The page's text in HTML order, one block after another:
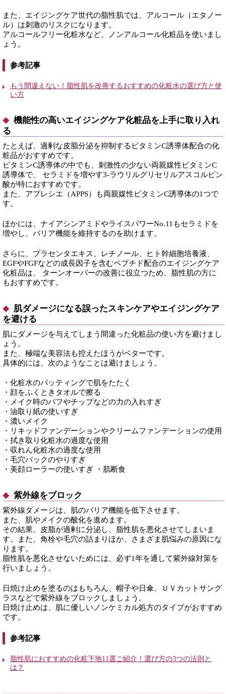
また、エイジングケア世代の脂性肌では、アルコール（エタノー
ル）は刺激のリスクになります。
アルコールフリー化粧水など、ノンアルコール化粧品を使いまし
ょう。
参考記事
もう間違えない！脂性肌を改善するおすすめの化粧水の選び方と使
い方
機能性の高いエイジングケア化粧品を上手に取り入れ
る
たとえば、過剰な皮脂分泌を抑制するビタミンC誘導体配合の化
粧品がおすすめです。
ビタミンC誘導体の中でも、刺激性の少ない両親媒性ビタミンC
誘導体で、 セラミドを増やす3-ラウリルグリセリルアスコルビン
酸が特におすすめです。
また、アプレシエ（APPS）も両親媒性ビタミンC誘導体の1つで
す。
ほかには、ナイアシンアミドやライスパワーNo.11もセラミドを
増やし、バリア機能を維持するのを助けます。
さらに、プラセンタエキス、レチノール、ヒト幹細胞培養液、
EGFやFGFなどの成長因子を含むペプチド配合のエイジングケア
化粧品は、 ターンオーバーの改善に役立つため、脂性肌の方に
もおすすめです。
肌ダメージになる誤ったスキンケアやエイジングケア
を避ける
肌にダメージを与えてしまう間違った化粧品の使い方を避けまし
ょう。
また、極端な美容法も控えたほうがベターです。
具体的には、次のようなことは避けましょう。
・化粧水のパッティングで肌をたたく
・顔をふくときタオルで擦る
・メイク時のパフやチップなどの力の入れすぎ
・油取り紙の使いすぎ
・濃いメイク
・リキッドファンデーションやクリームファンデーションの使用
・拭き取り化粧水の過度な使用
・収れん化粧水の過度な使用
・毛穴パックのやりすぎ
・美顔ローラーの使いすぎ ・肌断食
紫外線をブロック
紫外線ダメージは、肌のバリア機能を低下させます。
また、肌やメイクの酸化を進めます。
その結果、皮脂が過剰に分泌し、脂性肌を悪化させてしまいま
す。また、角栓や毛穴の詰まりほか、さまざま肌悩みの原因にな
ります。
脂性肌を悪化させないためには、必ず1年を通して紫外線対策を
行いましょう。
日焼け止めを塗るのはもちろん、帽子や日傘、ＵＶカットサング
ラスなどで紫外線をブロックしましょう。
日焼け止めは、肌に優しいノンケミカル処方のタイプがおすすめ
です。
参考記事
脂性肌におすすめの化粧下地11選ご紹介！選び方の3つの法則と
は？